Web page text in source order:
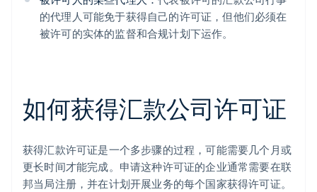
的代理人可能免于获得自己的许可证，但他们必须在
被许可的实体的监督和合规计划下运作。
如何获得汇款公司许可证
获得汇款许可证是一个多步骤的过程，可能需要几个月或
更长时间才能完成。申请这种许可证的企业通常需要在联
邦当局注册，并在计划开展业务的每个国家获得许可证。